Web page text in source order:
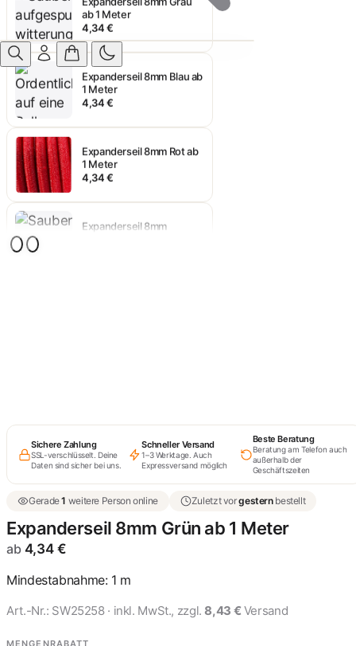
4,34 €
Expanderseil 8mm Blau ab
1 Meter
4,34 €
Expanderseil 8mm Rot ab
1 Meter
4,34 €
Expanderseil 8mm
Schwarz ab 1 Meter
4,34 €
1 Meter
4,34 €
Expanderseil 8mm Rot ab
1 Meter
4,34 €
Sichere Zahlung
SSL-verschlüsselt. Deine
Daten sind sicher bei uns.
Schneller Versand
1–3 Werktage. Auch
Expressversand möglich
Beste Beratung
Beratung am Telefon auch
außerhalb der
Geschäftszeiten
Gerade1 weitere Person online Zuletzt vorgesternbestellt
Expanderseil 8mm Grün ab 1 Meter
ab 4,34€
Mindestabnahme: 1 m
Art.-Nr.: SW25258· inkl. MwSt., zzgl. 8,43 € Versand
MENGENRABATT